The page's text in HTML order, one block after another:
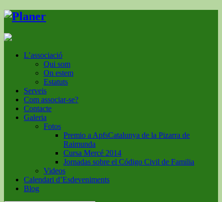
L’associació
Qui som
On estem
Estatuts
Serveis
Com associar-se?
Contacte
Galeria
Fotos
Premio a ApfsCatalunya de la Pizarra de
Raimunda
Cursa Mercé 2014
Jornadas sobre el Código Civil de Familia
Videos
Calendari d’Esdeveniments
Blog